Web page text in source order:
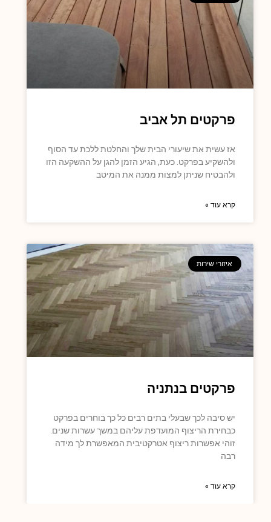
פרקטים תל אביב
אז עשית את שיעורי הבית שלך והחלטת ללכת עד הסוף
ולהשקיע בפרקט. כעת, הגיע הזמן להגן על ההשקעה הזו
ולהבטיח שניתן למצות ממנה את המיטב
קרא עוד »
איזורי שירות
פרקטים בנתניה
יש סיבה לכך שבעלי בתים רבים כל כך בוחרים בפרקט
כבחירת הריצוף המועדפת עליהם במשך עשרות שנים.
זוהי אפשרות ריצוף אטרקטיבית המאפשרת לך מידה
רבה
קרא עוד »